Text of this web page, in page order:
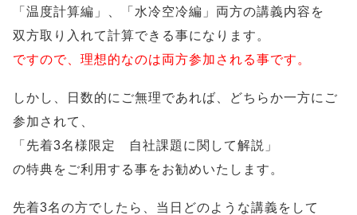
「温度計算編」、「水冷空冷編」両方の講義内容を
双方取り入れて計算できる事になります。
ですので、理想的なのは両方参加される事です。
しかし、日数的にご無理であれば、どちらか一方にご
参加されて、
「先着3名様限定 自社課題に関して解説」
の特典をご利用する事をお勧めいたします。
先着3名の方でしたら、当日どのような講義をして